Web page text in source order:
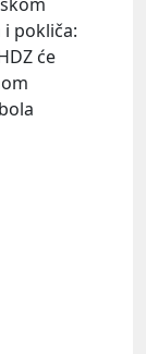
pokliča:
će